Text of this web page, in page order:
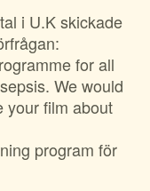
i U.K skickade
for all
We would
your film about
program för